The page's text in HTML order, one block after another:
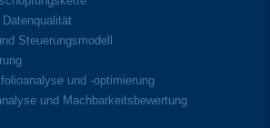
Datenqualität
Steuerungsmodell
und -optimierung
und Machbarkeitsbewertung